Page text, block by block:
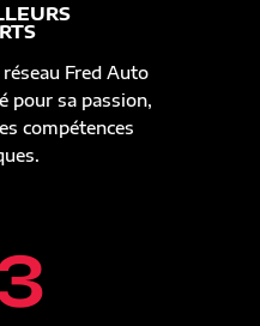
Fred Auto
pour sa passion,
compétences